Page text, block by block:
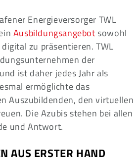
Energieversorger TWL
Ausbildungsangebotsowohl
zu präsentieren. TWL
der
ist daher jedes Jahr als
ermöglichte das
Auszubildenden, den virtuellen
Die Azubis stehen bei allen
und Antwort.
AUS ERSTER HAND